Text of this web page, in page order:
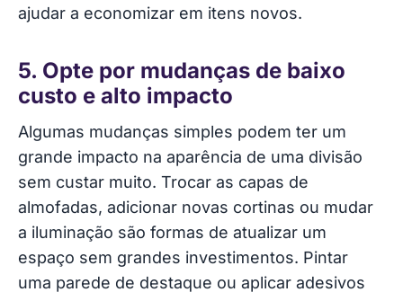
ajudar a economizar em itens novos.
5. Opte por mudanças de baixo
custo e alto impacto
Algumas mudanças simples podem ter um
grande impacto na aparência de uma divisão
sem custar muito. Trocar as capas de
almofadas, adicionar novas cortinas ou mudar
a iluminação são formas de atualizar um
espaço sem grandes investimentos. Pintar
uma parede de destaque ou aplicar adesivos